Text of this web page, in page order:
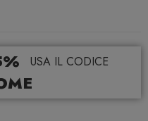
USA IL CODICE